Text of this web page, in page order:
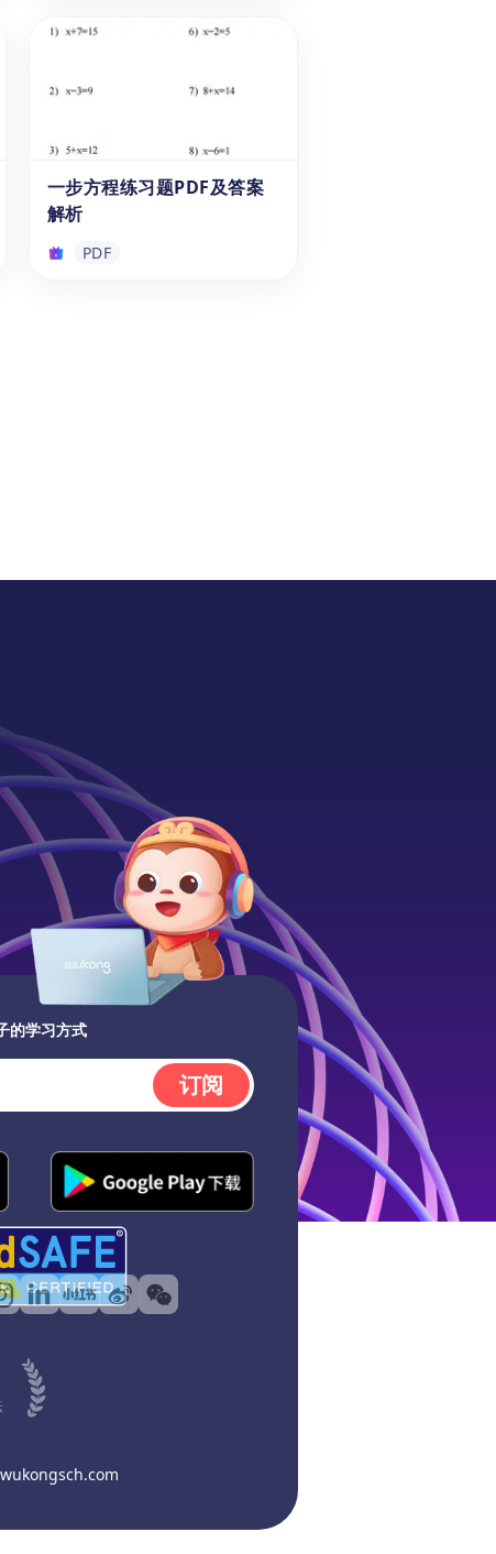
学数学|圆周率日与π相关知
《学数学|圆周率日与π相关知识
费下载。这个免费PDF旨在帮助
他们学习3-6年级与圆周率π相关
的知识。本资料涵盖了国际圆周
率日（即π日，国际数学日）的
概念、π的定义，以及π日的庆
习题册
一步方程练习题PDF及答案
解析
PDF
的学习方式
订阅